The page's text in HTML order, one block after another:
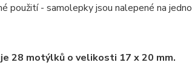
použití - samolepky jsou nalepené na
28 motýlků o velikosti 17 x 20 mm.